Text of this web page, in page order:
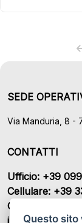
Questo
SEDE
Via Manduria, 8 -
CONTATTI
Ufficio: +39
Cellulare: +39
Cellulare: +39